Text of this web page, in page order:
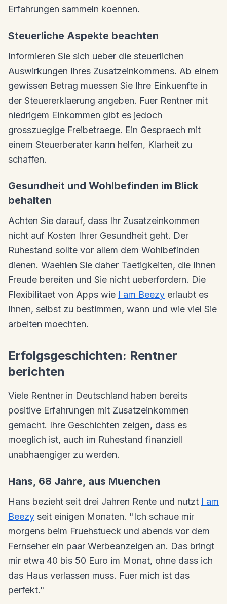
Erfahrungen sammeln koennen.
Steuerliche Aspekte beachten
Informieren Sie sich ueber die steuerlichen
Auswirkungen Ihres Zusatzeinkommens. Ab einem
gewissen Betrag muessen Sie Ihre Einkuenfte in
der Steuererklaerung angeben. Fuer Rentner mit
niedrigem Einkommen gibt es jedoch
grosszuegige Freibetraege. Ein Gespraech mit
einem Steuerberater kann helfen, Klarheit zu
schaffen.
Gesundheit und Wohlbefinden im Blick
behalten
Achten Sie darauf, dass Ihr Zusatzeinkommen
nicht auf Kosten Ihrer Gesundheit geht. Der
Ruhestand sollte vor allem dem Wohlbefinden
dienen. Waehlen Sie daher Taetigkeiten, die Ihnen
Freude bereiten und Sie nicht ueberfordern. Die
Flexibilitaet von Apps wie I am Beezy erlaubt es
Ihnen, selbst zu bestimmen, wann und wie viel Sie
arbeiten moechten.
Erfolgsgeschichten: Rentner
berichten
Viele Rentner in Deutschland haben bereits
positive Erfahrungen mit Zusatzeinkommen
gemacht. Ihre Geschichten zeigen, dass es
moeglich ist, auch im Ruhestand finanziell
unabhaengiger zu werden.
Hans, 68 Jahre, aus Muenchen
Hans bezieht seit drei Jahren Rente und nutzt I am
Beezy seit einigen Monaten. "Ich schaue mir
morgens beim Fruehstueck und abends vor dem
Fernseher ein paar Werbeanzeigen an. Das bringt
mir etwa 40 bis 50 Euro im Monat, ohne dass ich
das Haus verlassen muss. Fuer mich ist das
perfekt."